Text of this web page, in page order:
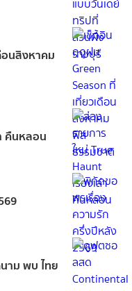
อนสิงหาคม
คืนหลอน
าม พบ ไทย